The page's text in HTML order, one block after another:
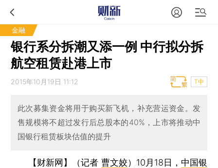
金融
银行系分拆潮又添一例 中行拟分拆
航空租赁赴港上市
2015年10月19日 11:12 T中
此次募集资金将用于购买新飞机，补充营运资金。发
售规模将不超过发行后总股本的40%，上市将推动中
国银行租赁板块估值的提升
【财新网】（记者 曹文姣） 10月18日， 中国银